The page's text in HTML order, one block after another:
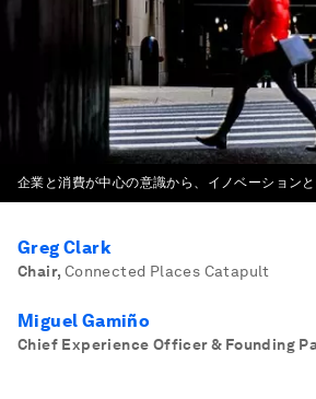
企業と消費が中心の意識から、イノベーション
Greg Clark
Chair, Connected Places Catapult
Miguel Gamiño
Chief Experience Officer & Founding